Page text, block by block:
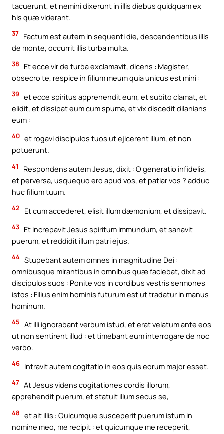
tacuerunt, et nemini dixerunt in illis diebus quidquam ex
his quæ viderant.
37 Factum est autem in sequenti die, descendentibus illis
de monte, occurrit illis turba multa.
38
Et ecce vir de turba exclamavit, dicens : Magister,
obsecro te, respice in filium meum quia unicus est mihi :
39 et ecce spiritus apprehendit eum, et subito clamat, et
elidit, et dissipat eum cum spuma, et vix discedit dilanians
eum :
40 et rogavi discipulos tuos ut ejicerent illum, et non
potuerunt.
41
Respondens autem Jesus, dixit : O generatio infidelis,
et perversa, usquequo ero apud vos, et patiar vos ? adduc
huc filium tuum.
42 Et cum accederet, elisit illum dæmonium, et dissipavit.
43 Et increpavit Jesus spiritum immundum, et sanavit
puerum, et reddidit illum patri ejus.
44 Stupebant autem omnes in magnitudine Dei :
omnibusque mirantibus in omnibus quæ faciebat, dixit ad
discipulos suos : Ponite vos in cordibus vestris sermones
istos : Filius enim hominis futurum est ut tradatur in manus
hominum.
45 At illi ignorabant verbum istud, et erat velatum ante eos
ut non sentirent illud : et timebant eum interrogare de hoc
verbo.
46 Intravit autem cogitatio in eos quis eorum major esset.
47 At Jesus videns cogitationes cordis illorum,
apprehendit puerum, et statuit illum secus se,
48 et ait illis : Quicumque susceperit puerum istum in
nomine meo, me recipit : et quicumque me receperit,